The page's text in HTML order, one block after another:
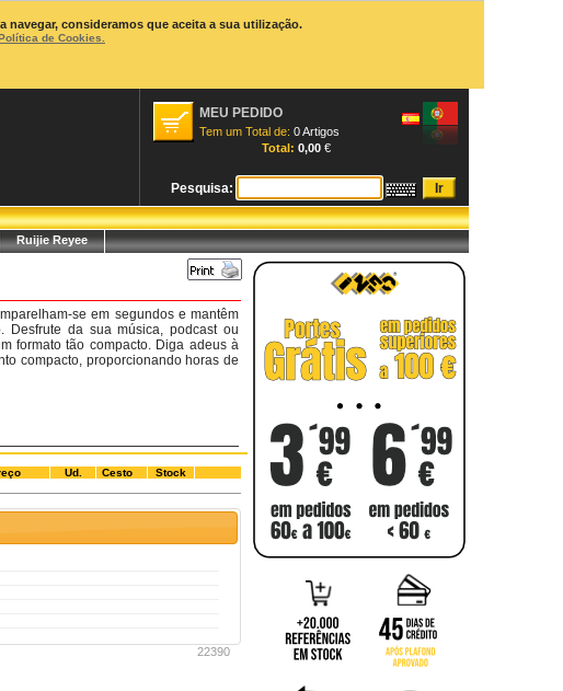
consideramos que aceita a sua utilização.
de Cookies.
MEU PEDIDO
Tem um Total de: 0 Artigos
Total: 0,00 €
Pesquisa:
Ruijie Reyee
se em segundos e mantêm
da sua música, podcast ou
formato tão compacto. Diga adeus à
compacto, proporcionando horas de
Ud. Cesto
Stock
22390